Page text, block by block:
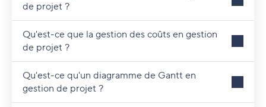
de projet ?
Qu'est-ce que la gestion des coûts en gestion
de projet ?
Qu'est-ce qu'un diagramme de Gantt en
gestion de projet ?